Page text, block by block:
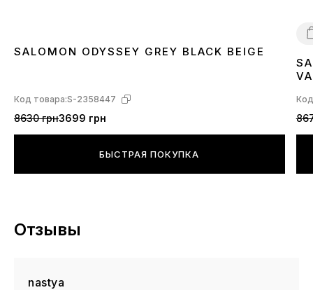
SALOMON ODYSSEY GREY BLACK BEIGE
Код товара:S-2358447
8630 грн3699 грн
БЫСТРАЯ ПОКУПКА
Отзывы
nastya